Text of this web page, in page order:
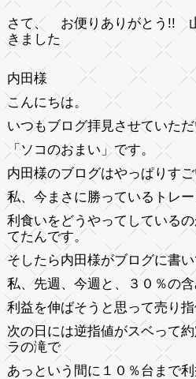
さて、 お便りありがとう!!
きました
内田様
こんにちは。
いつもブログ拝見させていただ
「ソコのおまい」です。
内田様のブログはやっぱりす
私、今まさに勝っているトレー
利食いをどうやってしている
てたんです。
そしたら内田様がブログに書
私、先週、今週と、３０％の含
利益を伸ばそうと思って売り
次の日には逆指値がスベって
ラの滝で
あっという間に１０％台まで